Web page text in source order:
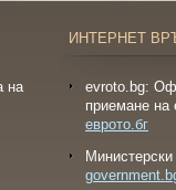
на
ИНТЕРНЕТ
evroto.bg:
приемане на
еврото.бг